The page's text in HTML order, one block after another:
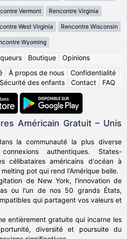
Vermont Rencontre Virginia
West Virginia Rencontre Wisconsin
Wyoming
| Boutique| Opinions
À propos de nous Confidentialité
Sécurité des enfants| Contact| FAQ
Américain Gratuit – Unis
la communauté la plus diverse
authentiques. States-
célibataires américains d'océan à
pot qui rend l'Amérique belle.
de New York, l'innovation de
ou l'un de nos 50 grands États,
qui partagent vos valeurs et
entièrement gratuite qui incarne les
diversité et poursuite du